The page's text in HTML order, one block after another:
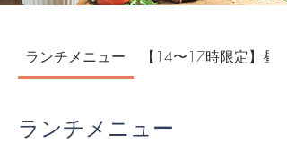
ランチメニュー 【14〜17時限定】昼
ランチメニュー